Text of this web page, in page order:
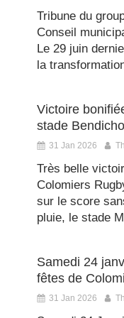
Tribune du
Conseil
Le 29 juin
la
Victoire
stade
31 Jan 2026
Très belle
Colomiers
sur le score
pluie, le stade
Samedi 24
fêtes de
31 Jan 2026